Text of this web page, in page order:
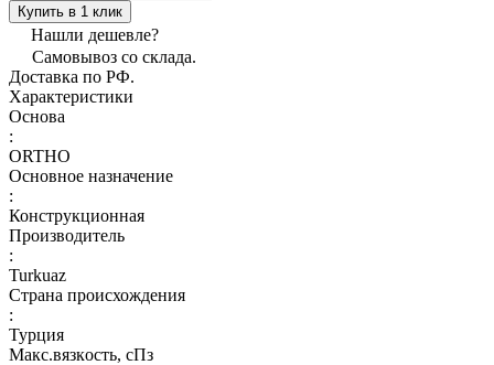
Купить в 1 клик
Нашли дешевле?
Самовывоз со склада.
Доставка по РФ.
Характеристики
Основа
:
ORTHO
Основное назначение
:
Конструкционная
Производитель
:
Turkuaz
Страна происхождения
:
Турция
Макс.вязкoсть, сПз